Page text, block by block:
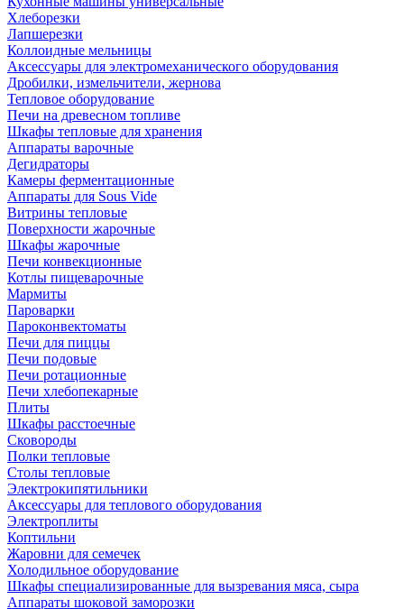
Хлеборезки
Лапшерезки
Коллоидные мельницы
Аксессуары для электромеханического оборудования
Дробилки, измельчители, жернова
Тепловое оборудование
Печи на древесном топливе
Шкафы тепловые для хранения
Аппараты варочные
Дегидраторы
Камеры ферментационные
Аппараты для Sous Vide
Витрины тепловые
Поверхности жарочные
Шкафы жарочные
Печи конвекционные
Котлы пищеварочные
Мармиты
Пароварки
Пароконвектоматы
Печи для пиццы
Печи подовые
Печи ротационные
Печи хлебопекарные
Плиты
Шкафы расстоечные
Сковороды
Полки тепловые
Столы тепловые
Электрокипятильники
Аксессуары для теплового оборудования
Электроплиты
Коптильни
Жаровни для семечек
Холодильное оборудование
Шкафы специализированные для вызревания мяса, сыра
Аппараты шоковой заморозки